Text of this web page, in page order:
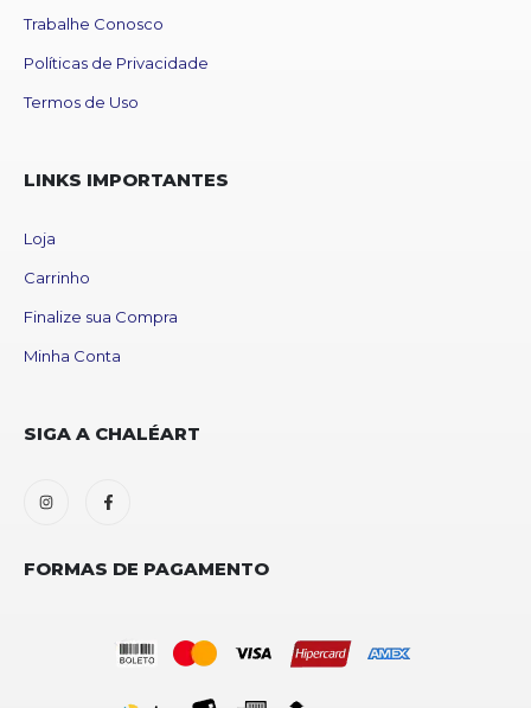
Trabalhe Conosco
Políticas de Privacidade
Termos de Uso
LINKS IMPORTANTES
Loja
Carrinho
Finalize sua Compra
Minha Conta
SIGA A CHALÉART
FORMAS DE PAGAMENTO